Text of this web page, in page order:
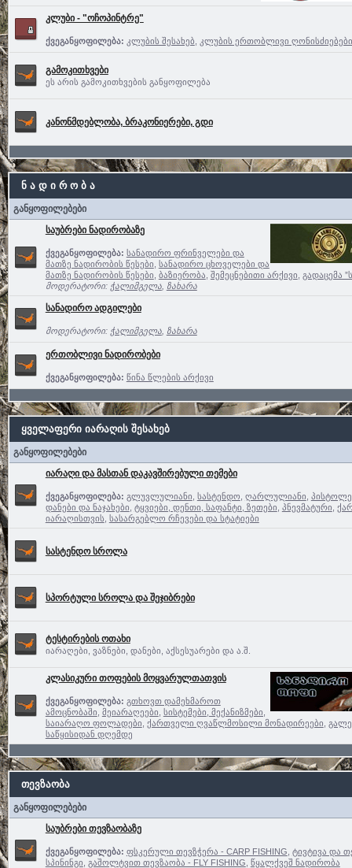
კლუბი - "ოჩოპინტრე"
ქვეგანყოფილება: კლუბის შესახებ კლუბის ერთობლივი ღონისძიებები
გამოკითხვები
ეს არის გამოკითხვების განყოფილება
კანონმდებლობა, ბრაკონიერები, გდი
ნ ა დ ი რ ო ბ ა
განყოფილებები
საუბრები ნადირობაზე
ქვეგანყოფილება: სანადირო ფრინველები და
მათზე ნადირობის წესები სანადირო ცხოველები და
მათზე ნადირობის წესები ბაზიერობა შემეცნებითი არქივი გადაცემა
მოდერატორი: ჭალიმგელა, ზახარა
სანადირო ადგილები
მოდერატორი: ჭალიმგელა, ზახარა
ერთობლივი ნადირობები
ქვეგანყოფილება: წინა წლების არქივი
ყველაფერი იარაღის შესახებ
განყოფილებები
იარაღი და მასთან დაკავშირებული თემები
ქვეგანყოფილება: გლუვლულიანი სასტენდო ღარლულიანი
დანები და ნაჯახები ტყვიები, დენთი, საფანტი, ზეთები პნევმატური
იარაღისთვის, სასარგებლო რჩევები და სტატიები
სასტენდო სროლა
სპორტული სროლა და შეჯიბრები
ტესტირების ოთახი
იარაღები, ვაზნები, დანები, აქსესუარები და ა.შ.
კლასიკური თოფების მოყვარულთათვის
ქვეგანყოფილება: გთხოვთ დამეხმაროთ
ამოცნობაში მეიარაღეები სისტემები, მექანიზმები,
საიარაღო ფოლადები ქართველი ღვაწლმოსილი მონადირეები
საწყისიდან დღემდე
თევზაობა
განყოფილებები
საუბრები თევზაობაზე
ქვეგანყოფილება: ფსკერული თევზჭერა - CARP FISHING ტივტივა და
სპინინგი გაშოლტვით თევზაობა - FLY FISHING წყალქვეშ ნადირობა